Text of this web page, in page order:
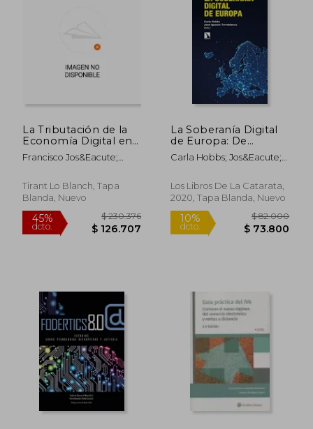
45%
dcto.
$ 275.402
$ 151.471
45%
dcto. $
La Tributación de la
Economía Digital en
el Contexto
Internacional,
(Temática Tirant
Tributario)
Francisco Jos&Eacute;
Tirant Lo Blanch, Tapa
Blanda, Nuevo
La Soberanía Digital
de Europa: De
Regulador a
Superpotencia en la
Entre Estados Unidos
y China
Carla Hobbs; Jos&Eacute;
Los Libros De La Catarata,
2020, Tapa Blanda, Nuevo